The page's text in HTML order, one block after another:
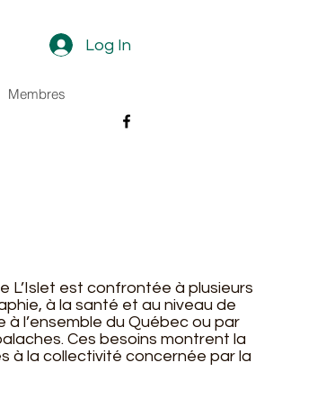
Log In
Membres
L’Islet est confrontée à plusieurs
à la santé et au niveau de
l’ensemble du Québec ou par
Ces besoins montrent la
à la collectivité concernée par la